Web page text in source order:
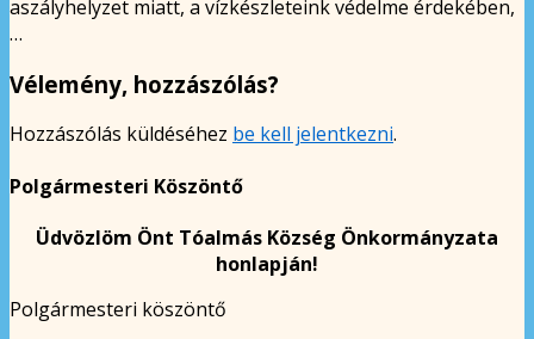
aszályhelyzet miatt, a vízkészleteink védelme érdekében,
…
Vélemény, hozzászólás?
Hozzászólás küldéséhez be kell jelentkezni.
Polgármesteri Köszöntő
Üdvözlöm Önt Tóalmás Község Önkormányzata
honlapján!
Polgármesteri köszöntő